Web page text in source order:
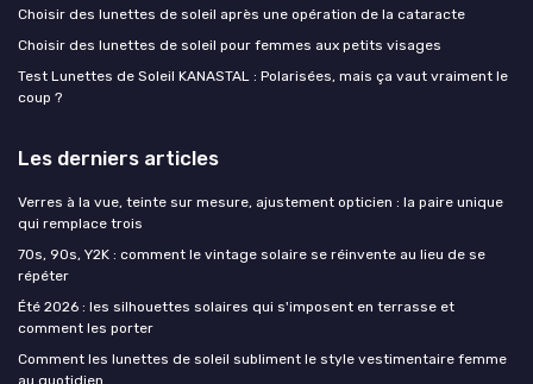
Choisir des lunettes de soleil après une opération de la cataracte
Choisir des lunettes de soleil pour femmes aux petits visages
Test Lunettes de Soleil KANASTAL : Polarisées, mais ça vaut vraiment le
coup ?
Les derniers articles
Verres à la vue, teinte sur mesure, ajustement opticien : la paire unique
qui remplace trois
70s, 90s, Y2K : comment le vintage solaire se réinvente au lieu de se
répéter
Été 2026 : les silhouettes solaires qui s'imposent en terrasse et
comment les porter
Comment les lunettes de soleil subliment le style vestimentaire femme